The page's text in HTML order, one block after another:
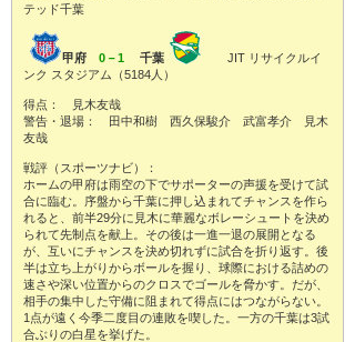
テッド千葉
甲府 0－1 千葉
JIT リサイクルイ
ンク スタジアム（5184人）
得点： 見木友哉
警告・退場： 田中和樹 西久保駿介 武富孝介 見木
友哉
戦評（スポーツナビ）：
ホームの甲府は雨空の下でサポーターの声援を受けて試
合に臨む。序盤から千葉に押し込まれてチャンスを作ら
れると、前半29分に見木に華麗なボレーシュートを決め
られて先制点を献上。その後は一進一退の展開となる
が、互いにチャンスを決め切れずに試合を折り返す。後
半は立ち上がりからボールを握り、球際における詰めの
速さや深い位置からのクロスでゴールを脅かす。だが、
相手の集中した守備に阻まれて得点にはつながらない。
1点が遠く今季二度目の連敗を喫した。一方の千葉は3試
合ぶりの白星を挙げた。